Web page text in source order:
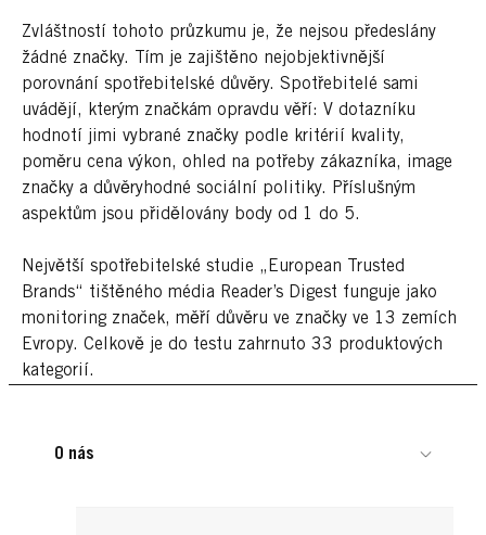
Zvláštností tohoto průzkumu je, že nejsou předeslány
žádné značky. Tím je zajištěno nejobjektivnější
porovnání spotřebitelské důvěry. Spotřebitelé sami
uvádějí, kterým značkám opravdu věří: V dotazníku
hodnotí jimi vybrané značky podle kritérií kvality,
poměru cena výkon, ohled na potřeby zákazníka, image
značky a důvěryhodné sociální politiky. Příslušným
aspektům jsou přidělovány body od 1 do 5.
Největší spotřebitelské studie „European Trusted
Brands“ tištěného média Reader’s Digest funguje jako
monitoring značek, měří důvěru ve značky ve 13 zemích
Evropy. Celkově je do testu zahrnuto 33 produktových
kategorií.
O nás